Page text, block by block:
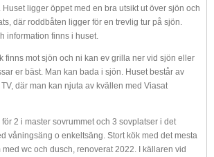
ligger öppet med en bra utsikt ut över sjön och
där roddbåten ligger för en trevlig tur på sjön.
information finns i huset.
finns mot sjön och ni kan ev grilla ner vid sjön eller
er bäst. Man kan bada i sjön. Huset består av
där man kan njuta av kvällen med Viasat
2 i master sovrummet och 3 sovplatser i det
våningsäng o enkeltsäng. Stort kök med det mesta
wc och dusch, renoverat 2022. I källaren vid